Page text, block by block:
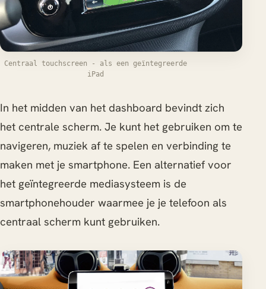
Centraal touchscreen - als een geïntegreerde
iPad
In het midden van het dashboard bevindt zich
het centrale scherm. Je kunt het gebruiken om te
navigeren, muziek af te spelen en verbinding te
maken met je smartphone. Een alternatief voor
het geïntegreerde mediasysteem is de
smartphonehouder waarmee je je telefoon als
centraal scherm kunt gebruiken.